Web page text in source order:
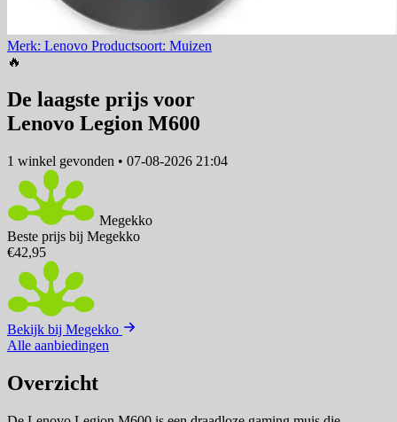
Merk: Lenovo Productsoort: Muizen
🔥
De laagste prijs voor
Lenovo Legion M600
1 winkel gevonden • 07-08-2026 21:04
Megekko
Beste prijs bij Megekko
€42,95
Bekijk bij Megekko
Alle aanbiedingen
Overzicht